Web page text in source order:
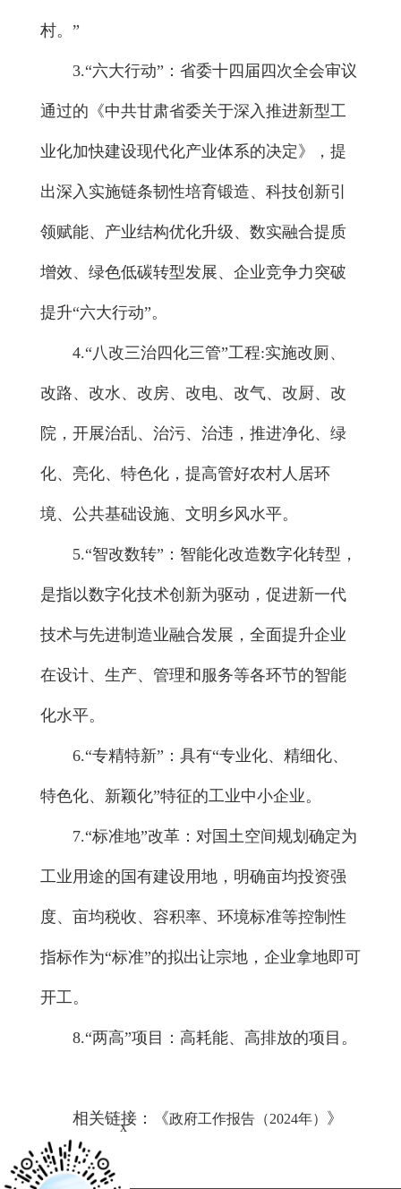
村。”
3.“六大行动”：省委十四届四次全会审议
通过的《中共甘肃省委关于深入推进新型工
业化加快建设现代化产业体系的决定》，提
出深入实施链条韧性培育锻造、科技创新引
领赋能、产业结构优化升级、数实融合提质
增效、绿色低碳转型发展、企业竞争力突破
提升“六大行动”。
4.“八改三治四化三管”工程:实施改厕、
改路、改水、改房、改电、改气、改厨、改
院，开展治乱、治污、治违，推进净化、绿
化、亮化、特色化，提高管好农村人居环
境、公共基础设施、文明乡风水平。
5.“智改数转”：智能化改造数字化转型，
是指以数字化技术创新为驱动，促进新一代
技术与先进制造业融合发展，全面提升企业
在设计、生产、管理和服务等各环节的智能
化水平。
6.“专精特新”：具有“专业化、精细化、
特色化、新颖化”特征的工业中小企业。
7.“标准地”改革：对国土空间规划确定为
工业用途的国有建设用地，明确亩均投资强
度、亩均税收、容积率、环境标准等控制性
指标作为“标准”的拟出让宗地，企业拿地即可
开工。
8.“两高”项目：高耗能、高排放的项目。
相关链接：《政府工作报告（2024年） 》
x